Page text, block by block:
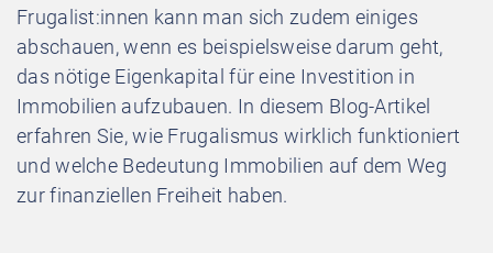
Frugalist:innen kann man sich zudem einiges
abschauen, wenn es beispielsweise darum geht,
das nötige Eigenkapital für eine Investition in
Immobilien aufzubauen. In diesem Blog-Artikel
erfahren Sie, wie Frugalismus wirklich funktioniert
und welche Bedeutung Immobilien auf dem Weg
zur finanziellen Freiheit haben.